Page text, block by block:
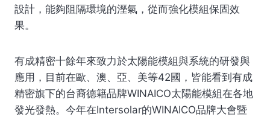
設計，能夠阻隔環境的溼氣，從而強化模組保固效
果。
有成精密十餘年來致力於太陽能模組與系統的研發與
應用，目前在歐、澳、亞、美等42國，皆能看到有成
精密旗下的台裔德籍品牌WINAICO太陽能模組在各地
發光發熱。今年在Intersolar的WINAICO品牌大會暨